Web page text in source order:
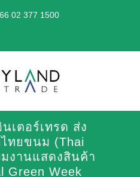
02 377 1500
เตอร์เทรด ส่ง
ทยขนม (Thai
มงานแสดงสินค้า
Green Week